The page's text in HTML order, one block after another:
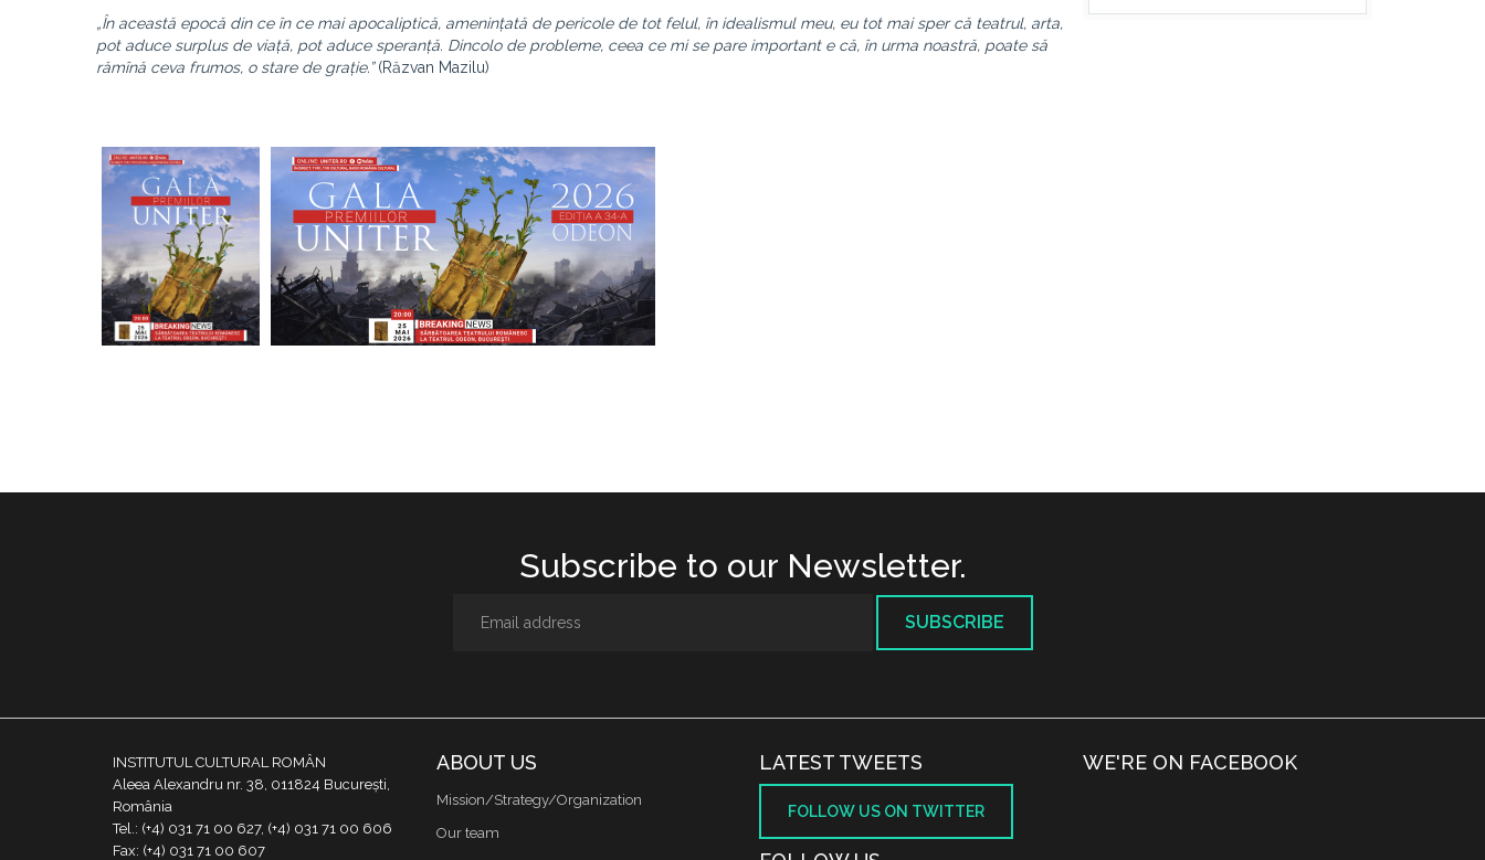
„În această epocă din ce în ce mai apocaliptică, amenințată de pericole de tot felul, în idealismul meu, eu tot mai sper că teatrul, arta,
pot aduce surplus de viață, pot aduce speranță. Dincolo de probleme, ceea ce mi se pare important e că, în urma noastră, poate să
rămînă ceva frumos, o stare de grație.”(Răzvan Mazilu)
Subscribe to our Newsletter.
SUBSCRIBE
INSTITUTUL CULTURAL ROMÂN
Aleea Alexandru nr. 38, 011824 București,
România
Tel.: (+4) 031 71 00 627, (+4) 031 71 00 606
Fax: (+4) 031 71 00 607
ABOUT US
Mission/Strategy/Organization
Our team
LATEST TWEETS
FOLLOW US ON TWITTER
WE'RE ON FACEBOOK